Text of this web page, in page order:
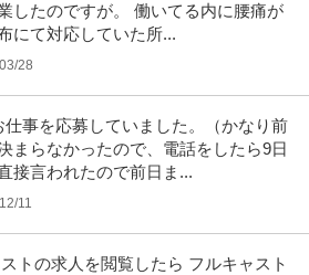
したのですが。 働いてる内に腰痛が
にて対応していた所...
28
事を応募していました。（かなり前
まらなかったので、電話をしたら9日
接言われたので前日ま...
11
トの求人を閲覧したら フルキャスト